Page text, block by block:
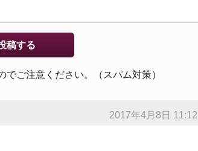
ご注意ください。（スパム対策）
2017年4月8日 11:12